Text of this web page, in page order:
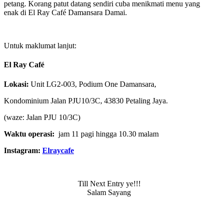
petang. Korang patut datang sendiri cuba menikmati menu yang
enak di El Ray Café Damansara Damai.
Untuk maklumat lanjut:
El Ray Café
Lokasi: Unit LG2-003, Podium One Damansara,
Kondominium Jalan PJU10/3C, 43830 Petaling Jaya.
(waze: Jalan PJU 10/3C)
Waktu operasi: jam 11 pagi hingga 10.30 malam
Instagram: Elraycafe
Till Next Entry ye!!!
Salam Sayang